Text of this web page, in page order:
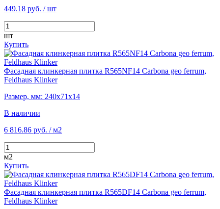
449.18 руб. / шт
шт
Купить
Фасадная клинкерная плитка R565NF14 Carbona geo ferrum,
Feldhaus Klinker
Размер, мм: 240х71х14
В наличии
6 816.86 руб. / м2
м2
Купить
Фасадная клинкерная плитка R565DF14 Carbona geo ferrum,
Feldhaus Klinker